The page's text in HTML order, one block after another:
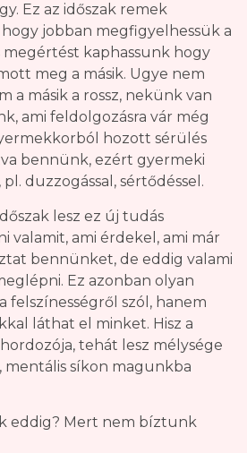
Ez az időszak remek
hogy jobban megfigyelhessük a
megértést kaphassunk hogy
meg a másik. Ugye nem
a másik a rossz, nekünk van
ami feldolgozásra vár még
hozott sérülés
bennünk, ezért gyermeki
duzzogással, sértődéssel.
lesz ez új tudás
valamit, ami érdekel, ami már
bennünket, de eddig valami
Ez azonban olyan
felszínességről szól, hanem
láthat el minket. Hisz a
tehát lesz mélysége
mentális síkon magunkba
eddig? Mert nem bíztunk